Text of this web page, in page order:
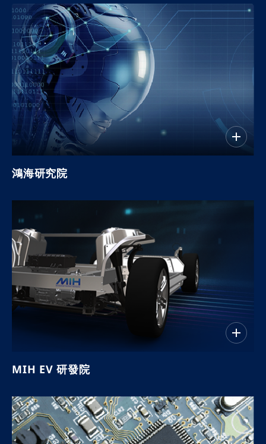
鴻海研究院
MIH EV 研發院